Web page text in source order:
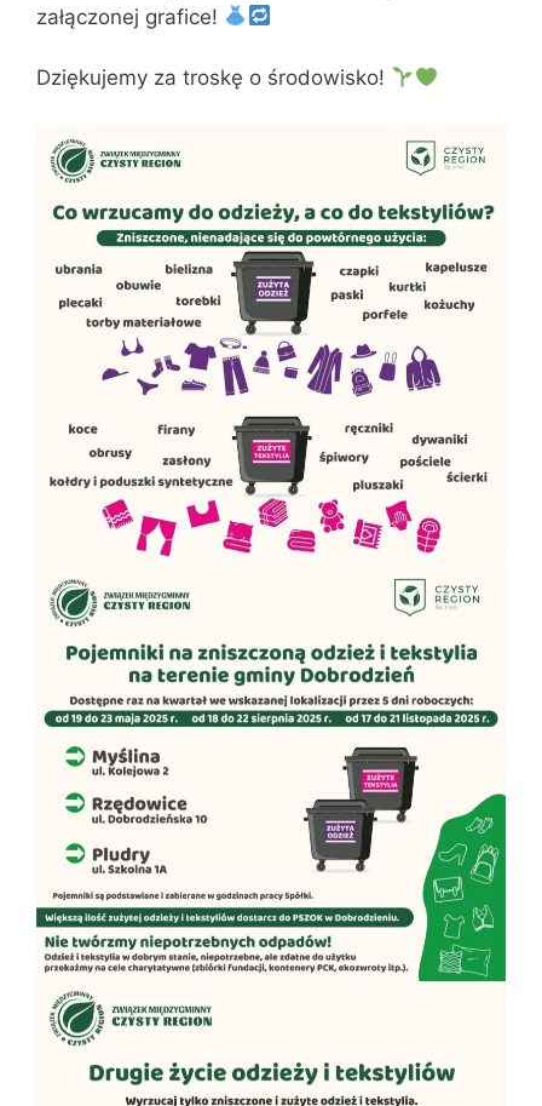
załączonej grafice!
Dziękujemy za troskę o środowisko!